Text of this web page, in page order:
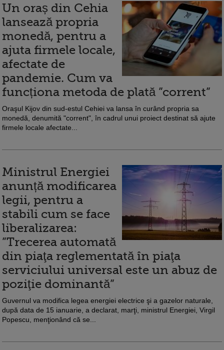
Un oraș din Cehia
lansează propria
monedă, pentru a
ajuta firmele locale,
afectate de
pandemie. Cum va
funcționa metoda de plată ”corrent”
Oraşul Kijov din sud-estul Cehiei va lansa în curând propria sa
monedă, denumită "corrent", în cadrul unui proiect destinat să ajute
firmele locale afectate...
Ministrul Energiei
anunță modificarea
legii, pentru a
stabili cum se face
liberalizarea:
”Trecerea automată
din piaţa reglementată în piaţa
serviciului universal este un abuz de
poziţie dominantă”
Guvernul va modifica legea energiei electrice şi a gazelor naturale,
după data de 15 ianuarie, a declarat, marţi, ministrul Energiei, Virgil
Popescu, menţionând că se...